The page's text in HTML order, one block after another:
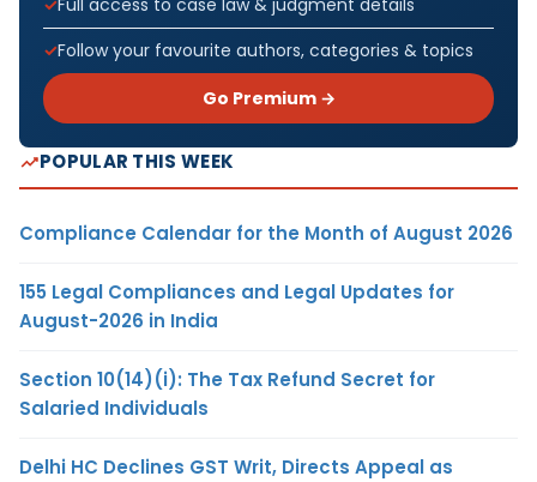
Full access to case law & judgment details
Follow your favourite authors, categories & topics
Go Premium →
POPULAR THIS WEEK
Compliance Calendar for the Month of August 2026
155 Legal Compliances and Legal Updates for
August-2026 in India
Section 10(14)(i): The Tax Refund Secret for
Salaried Individuals
Delhi HC Declines GST Writ, Directs Appeal as